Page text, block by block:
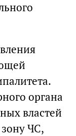
органа
властей
ЧС,